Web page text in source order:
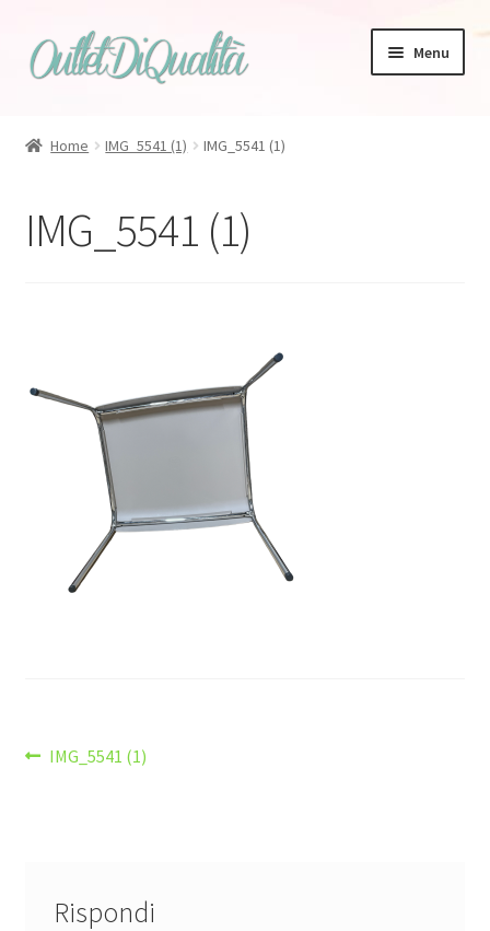
Vai
alla
Vai
al
Menu
Bonaldo
Talenti
Home IMG_5541 (1) IMG_5541 (1)
IMG_5541 (1)
Navigazione
Articolo
IMG_5541 (1)
Rispondi